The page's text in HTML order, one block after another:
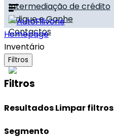
Intermediação de crédito
Indique e Ganhe
Contactos
Homepage
Inventário
Filtros
Filtros
ResultadosLimpar filtros
Segmento